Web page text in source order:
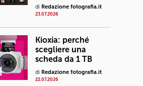
di Redazione fotografia.it
23.07.2026
Kioxia: perché
scegliere una
scheda da 1 TB
di Redazione fotografia.it
22.07.2026